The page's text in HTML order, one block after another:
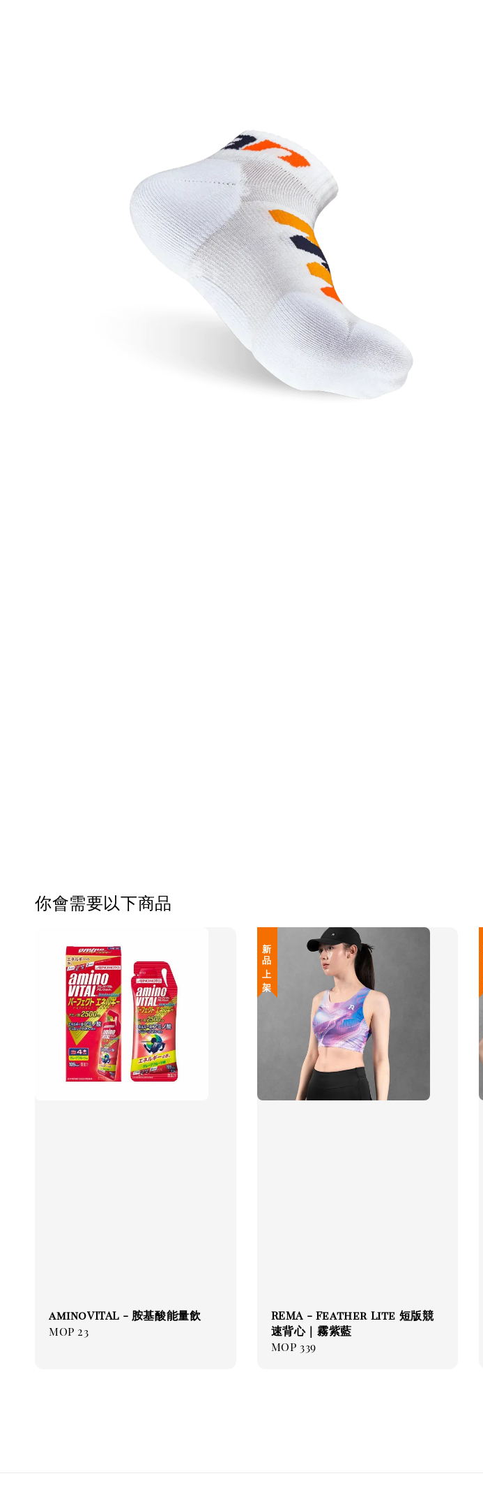
你會需要以下商品
aminoVITAL - 胺基酸能量飲
Regular
MOP 23
新 品 上 架
REMA - Feather Lite 短版競
速背心｜霧紫藍
Regular
MOP 339